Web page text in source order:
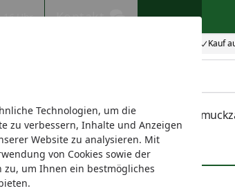
Technologien, um die
zu verbessern, Inhalte und Anzeigen
Website zu analysieren. Mit
von Cookies sowie der
um Ihnen ein bestmögliches
Kauf
16 Uhr Kontakt
Gabionen Einstabmatten